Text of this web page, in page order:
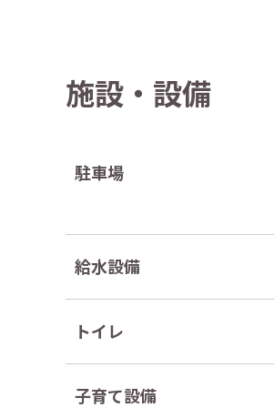
施設・設備
駐車場
給水設備
トイレ
子育て設備